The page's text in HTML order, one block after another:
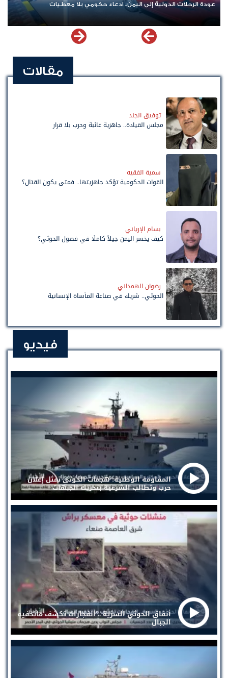
عودة الرحلات الدولية إلى اليمن.. ادعاء حكومي بلا معطيات
مقالات
توفيق الجند
مجلس القيادة.. جاهزية غائبة وحرب بلا قرار
سمية الفقيه
القوات الحكومية تؤكد جاهزيتها.. فمتى يكون القتال؟
بسام الإرياني
كيف يخسر اليمن جيلاً كاملًا في فصول الحوثي؟
رضوان الهمداني
الحوثي.. شريك في صناعة المأساة الإنسانية
فيديو
المقاومة الوطنية: هجمات الحوثي تمثل إعلان
حرب وتطالب الشرعية بتحريك الجبهات
أنفاق الحوثي السرية .. انفجارات تكشف ماتخفيه
الجبال